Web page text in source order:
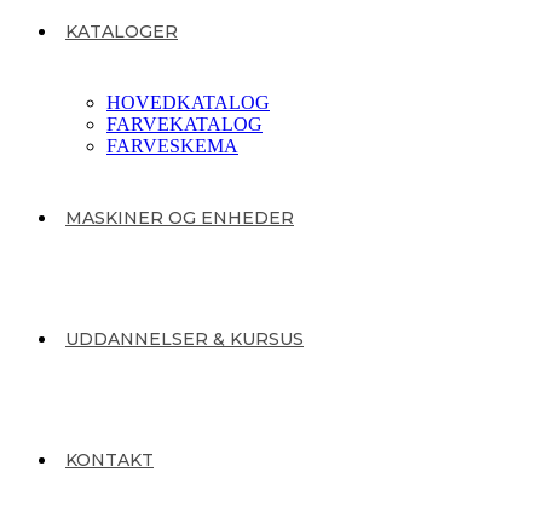
KATALOGER
HOVEDKATALOG
FARVEKATALOG
FARVESKEMA
MASKINER OG ENHEDER
UDDANNELSER & KURSUS
KONTAKT